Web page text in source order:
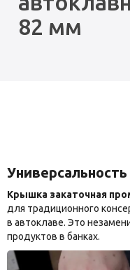
82 мм
Крышка закаточная
для традиционного
в автоклаве. Это
продуктов в банках.